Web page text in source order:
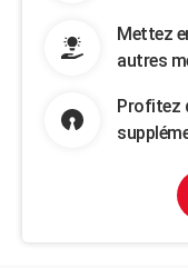
Mettez
autres
Profitez